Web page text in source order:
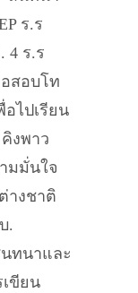
ร.ร
4 ร.ร
สอบโท
ไปเรียน
งพาว
มมั่นใจ
างชาติ
.
นทนาและ
ขียน